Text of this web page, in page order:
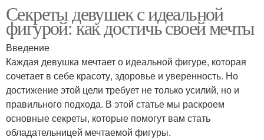
Секреты девушек с идеальной
фигурой: как достичь своей мечты
Введение
Каждая девушка мечтает о идеальной фигуре, которая
сочетает в себе красоту, здоровье и уверенность. Но
достижение этой цели требует не только усилий, но и
правильного подхода. В этой статье мы раскроем
основные секреты, которые помогут вам стать
обладательницей мечтаемой фигуры.